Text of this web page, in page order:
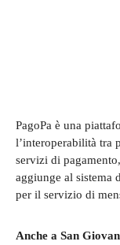
PagoPa è una
l’interoperabilità tra
servizi di
aggiunge al sistema
per il servizio di
Anche a San